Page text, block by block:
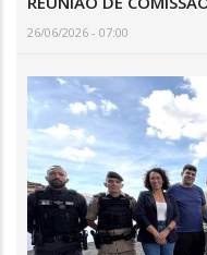
26/06/2026 - 07:00